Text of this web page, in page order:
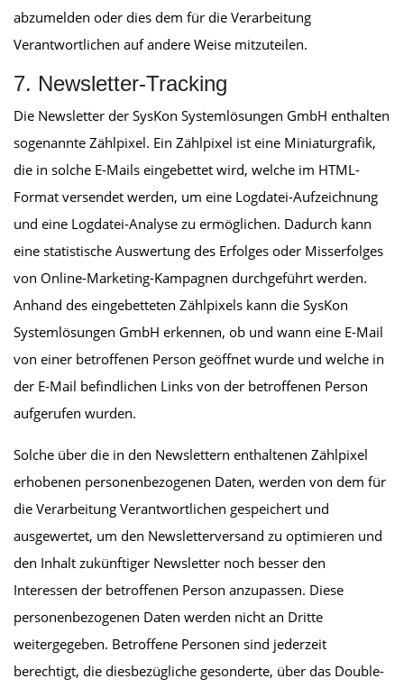
abzumelden oder dies dem für die Verarbeitung
Verantwortlichen auf andere Weise mitzuteilen.
7. Newsletter-Tracking
Die Newsletter der SysKon Systemlösungen GmbH enthalten
sogenannte Zählpixel. Ein Zählpixel ist eine Miniaturgrafik,
die in solche E-Mails eingebettet wird, welche im HTML-
Format versendet werden, um eine Logdatei-Aufzeichnung
und eine Logdatei-Analyse zu ermöglichen. Dadurch kann
eine statistische Auswertung des Erfolges oder Misserfolges
von Online-Marketing-Kampagnen durchgeführt werden.
Anhand des eingebetteten Zählpixels kann die SysKon
Systemlösungen GmbH erkennen, ob und wann eine E-Mail
von einer betroffenen Person geöffnet wurde und welche in
der E-Mail befindlichen Links von der betroffenen Person
aufgerufen wurden.
Solche über die in den Newslettern enthaltenen Zählpixel
erhobenen personenbezogenen Daten, werden von dem für
die Verarbeitung Verantwortlichen gespeichert und
ausgewertet, um den Newsletterversand zu optimieren und
den Inhalt zukünftiger Newsletter noch besser den
Interessen der betroffenen Person anzupassen. Diese
personenbezogenen Daten werden nicht an Dritte
weitergegeben. Betroffene Personen sind jederzeit
berechtigt, die diesbezügliche gesonderte, über das Double-